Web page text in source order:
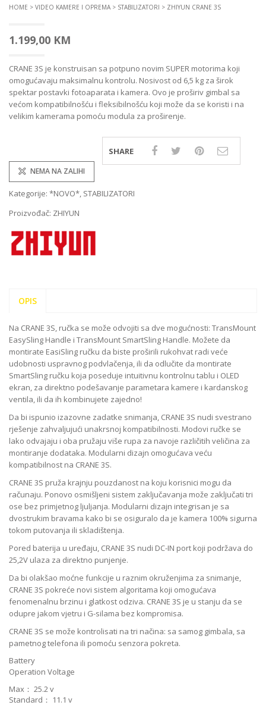
HOME > VIDEO KAMERE I OPREMA > STABILIZATORI > ZHIYUN CRANE 3S
1.199,00 KM
CRANE 3S je konstruisan sa potpuno novim SUPER motorima koji
omogućavaju maksimalnu kontrolu. Nosivost od 6,5 kg za širok
spektar postavki fotoaparata i kamera. Ovo je proširiv gimbal sa
većom kompatibilnošću i fleksibilnošću koji može da se koristi i na
velikim kamerama pomoću modula za proširenje.
NEMA NA ZALIHI
SHARE
Kategorije: *NOVO*, STABILIZATORI
Proizvođač: ZHIYUN
OPIS
Na CRANE 3S, ručka se može odvojiti sa dve mogućnosti: TransMount
EasySling Handle i TransMount SmartSling Handle. Možete da
montirate EasiSling ručku da biste proširili rukohvat radi veće
udobnosti uspravnog podvlačenja, ili da odlučite da montirate
SmartSling ručku koja poseduje intuitivnu kontrolnu tablu i OLED
ekran, za direktno podešavanje parametara kamere i kardanskog
ventila, ili da ih kombinujete zajedno!
Da bi ispunio izazovne zadatke snimanja, CRANE 3S nudi svestrano
rješenje zahvaljujući unakrsnoj kompatibilnosti. Modovi ručke se
lako odvajaju i oba pružaju više rupa za navoje različitih veličina za
montiranje dodataka. Modularni dizajn omogućava veću
kompatibilnost na CRANE 3S.
CRANE 3S pruža krajnju pouzdanost na koju korisnici mogu da
računaju. Ponovo osmišljeni sistem zaključavanja može zaključati tri
ose bez primjetnog ljuljanja. Modularni dizajn integrisan je sa
dvostrukim bravama kako bi se osiguralo da je kamera 100% sigurna
tokom putovanja ili skladištenja.
Pored baterija u uređaju, CRANE 3S nudi DC-IN port koji podržava do
25,2V ulaza za direktno punjenje.
Da bi olakšao moćne funkcije u raznim okruženjima za snimanje,
CRANE 3S pokreće novi sistem algoritama koji omogućava
fenomenalnu brzinu i glatkost odziva. CRANE 3S je u stanju da se
odupre jakom vjetru i G-silama bez kompromisa.
CRANE 3S se može kontrolisati na tri načina: sa samog gimbala, sa
pametnog telefona ili pomoću senzora pokreta.
Battery
Operation Voltage
Max： 25.2v
Standard： 11.1 v